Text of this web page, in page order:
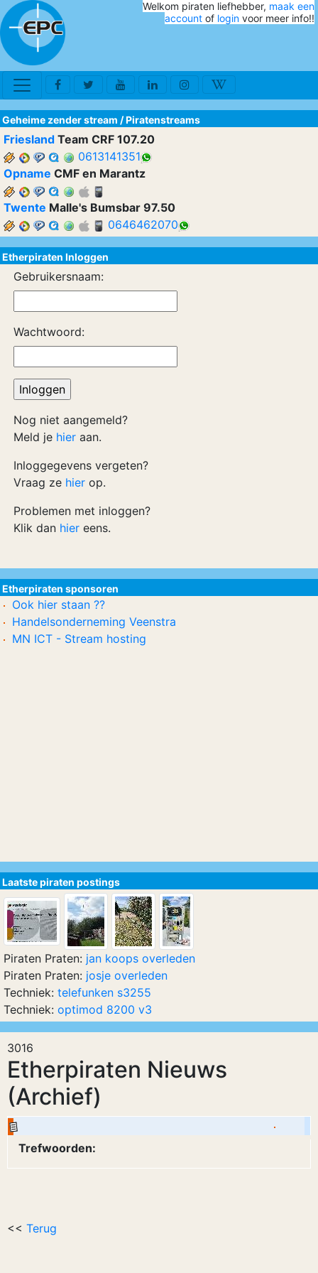
Welkom piraten liefhebber, maak een
account of login voor meer info!!
3016
Etherpiraten Nieuws
(Archief)
Trefwoorden:
<< Terug
Geheime zender stream /Piratenstreams
Friesland Team CRF 107.20
0613141351
Opname CMF en Marantz
Twente Malle's Bumsbar 97.50
0646462070
Etherpiraten Inloggen
Gebruikersnaam:
Wachtwoord:
Nog niet aangemeld?
Meld je hier aan.
Inloggegevens vergeten?
Vraag ze hier op.
Problemen met inloggen?
Klik dan hier eens.
Etherpiraten sponsoren
Ook hier staan ??
Handelsonderneming Veenstra
MN ICT - Stream hosting
Laatste piraten postings
Piraten Praten: jan koops overleden
Piraten Praten: josje overleden
Techniek: telefunken s3255
Techniek: optimod 8200 v3